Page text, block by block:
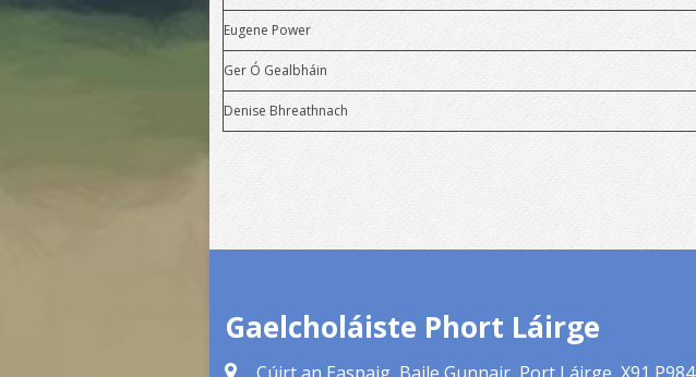
VSware
Eugene Power
Ger Ó Gealbháin
Denise Bhreathnach
Gaelcholáiste Phort Láirge